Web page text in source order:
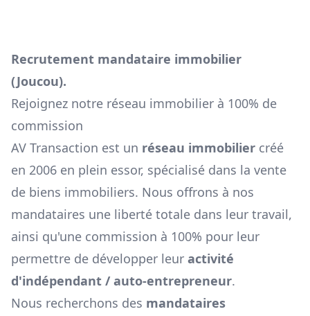
Recrutement mandataire immobilier
(Joucou).
Rejoignez notre réseau immobilier à 100% de
commission
AV Transaction est un réseau immobilier créé
en 2006 en plein essor, spécialisé dans la vente
de biens immobiliers. Nous offrons à nos
mandataires une liberté totale dans leur travail,
ainsi qu'une commission à 100% pour leur
permettre de développer leur activité
d'indépendant / auto-entrepreneur.
Nous recherchons des mandataires